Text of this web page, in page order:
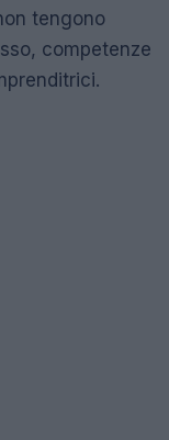
tengono
competenze